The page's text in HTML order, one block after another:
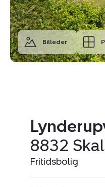
Billeder
8832
Fritidsbolig